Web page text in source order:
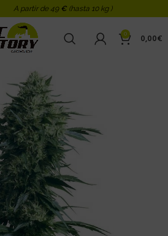
A partir de 49 € (hasta 10 kg )
0 0,00€